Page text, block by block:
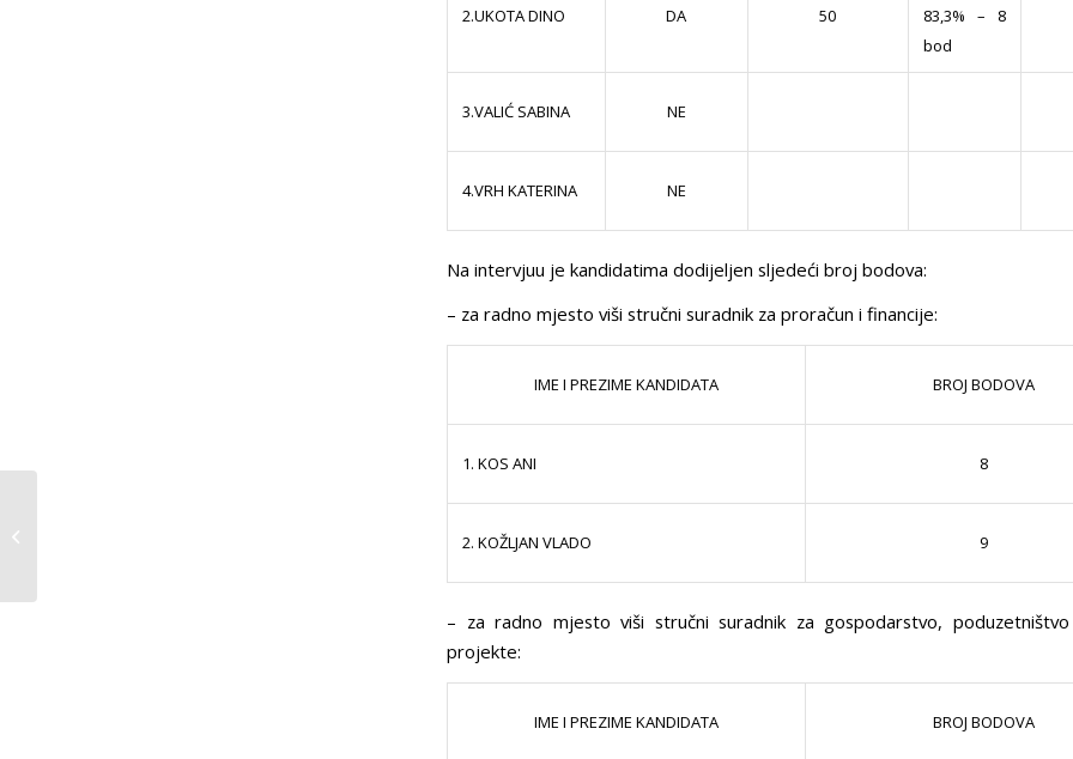
2.UKOTA DINO DA 50
83,3% – 8
bod
3.VALIĆ SABINA NE
4.VRH KATERINA NE
Na intervjuu je kandidatima dodijeljen sljedeći broj bodova:
– za radno mjesto viši stručni suradnik za proračun i financije:
IME I PREZIME KANDIDATA BROJ BODOVA
1. KOS ANI 8
2. KOŽLJAN VLADO 9
– za radno mjesto viši stručni suradnik za gospodarstvo,
projekte:
IME I PREZIME KANDIDATA BROJ BODOVA